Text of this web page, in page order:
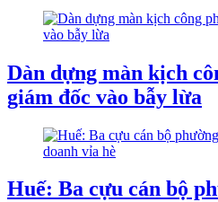
Dàn dựng màn kịch
giám đốc vào bẫy lừa
Huế: Ba cựu cán bộ